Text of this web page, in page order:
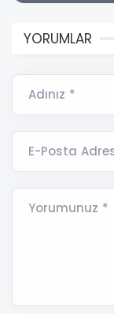
YORUMLAR
Adınız *
E-Posta
Yorumunuz *